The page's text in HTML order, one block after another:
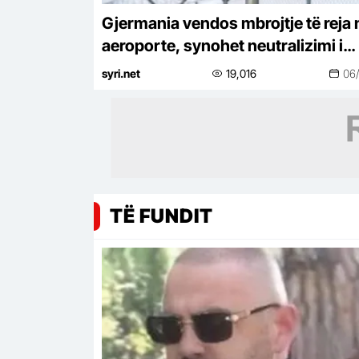
Gjermania vendos mbrojtje të reja
aeroporte, synohet neutralizimi i
dronëve
syri.net 19,016
TË FUNDIT